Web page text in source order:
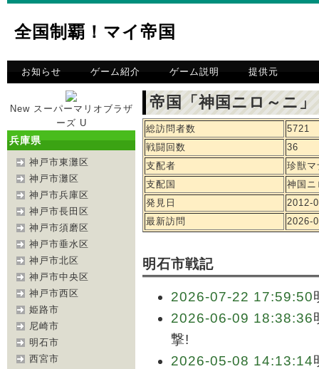
全国制覇！マイ帝国
お知らせ ゲーム紹介 ゲーム説明 提供元
New スーパーマリオブラザ
ーズ U
兵庫県
神戸市東灘区
神戸市灘区
神戸市兵庫区
神戸市長田区
神戸市須磨区
神戸市垂水区
神戸市北区
神戸市中央区
神戸市西区
姫路市
尼崎市
明石市
西宮市
帝国「神国ニロ～ニ
総訪問者数
5721
戦闘回数
36
支配者
珍獣
支配国
神国
発見日
2012-
最新訪問
2026-
明石市戦記
2026-07-22 17:59:50
2026-06-09 18:38:36
撃!
2026-05-08 14:13:14